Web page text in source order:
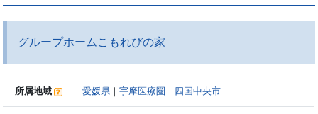
グループホームこもれびの家
所属地域 愛媛県 ｜宇摩医療圏 ｜ 四国中央市